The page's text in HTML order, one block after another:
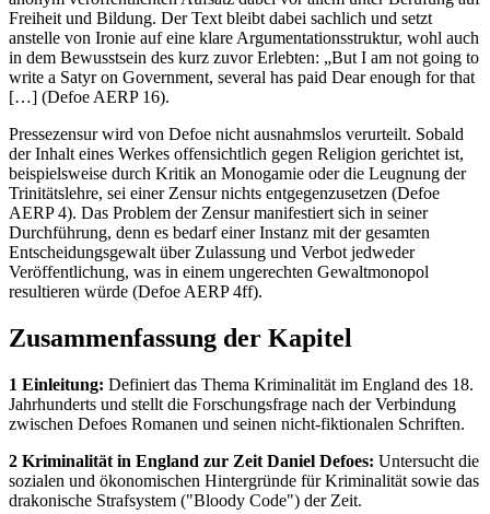
Freiheit und Bildung. Der Text bleibt dabei sachlich und setzt
anstelle von Ironie auf eine klare Argumentationsstruktur, wohl auch
in dem Bewusstsein des kurz zuvor Erlebten: „But I am not going to
write a Satyr on Government, several has paid Dear enough for that
[…] (Defoe AERP 16).
Pressezensur wird von Defoe nicht ausnahmslos verurteilt. Sobald
der Inhalt eines Werkes offensichtlich gegen Religion gerichtet ist,
beispielsweise durch Kritik an Monogamie oder die Leugnung der
Trinitätslehre, sei einer Zensur nichts entgegenzusetzen (Defoe
AERP 4). Das Problem der Zensur manifestiert sich in seiner
Durchführung, denn es bedarf einer Instanz mit der gesamten
Entscheidungsgewalt über Zulassung und Verbot jedweder
Veröffentlichung, was in einem ungerechten Gewaltmonopol
resultieren würde (Defoe AERP 4ff).
Zusammenfassung der Kapitel
1 Einleitung: Definiert das Thema Kriminalität im England des 18.
Jahrhunderts und stellt die Forschungsfrage nach der Verbindung
zwischen Defoes Romanen und seinen nicht-fiktionalen Schriften.
2 Kriminalität in England zur Zeit Daniel Defoes: Untersucht die
sozialen und ökonomischen Hintergründe für Kriminalität sowie das
drakonische Strafsystem ("Bloody Code") der Zeit.